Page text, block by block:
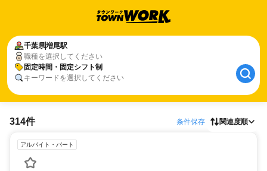
千葉県増尾駅
職種を選択してください
固定時間・固定シフト制
キーワードを選択してください
314件 条件保存 関連度順
アルバイト・パート